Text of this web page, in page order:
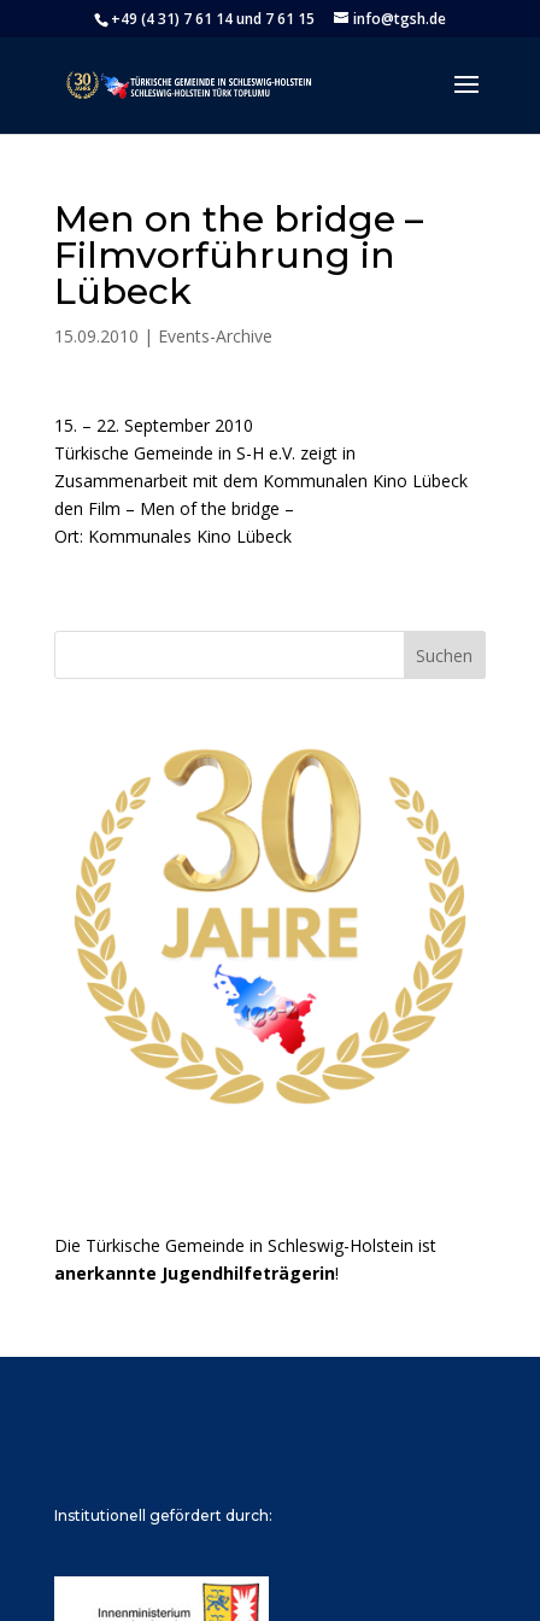
+49 (4 31) 7 61 14 und 7 61 15 info@tgsh.de
Men on the bridge –
Filmvorführung in
Lübeck
15.09.2010 | Events-Archive
15. – 22. September 2010
Türkische Gemeinde in S-H e.V. zeigt in
Zusammenarbeit mit dem Kommunalen Kino Lübeck
den Film – Men of the bridge –
Ort: Kommunales Kino Lübeck
Suchen
Die Türkische Gemeinde in Schleswig-Holstein ist
anerkannte Jugendhilfeträgerin!
Institutionell gefördert durch: